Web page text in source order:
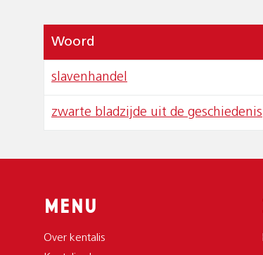
Woord
slavenhandel
zwarte bladzijde uit de geschiedenis
MENU
Over kentalis